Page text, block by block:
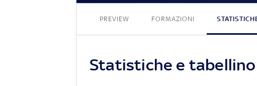
PREVIEW FORMAZIONI
Statistiche e